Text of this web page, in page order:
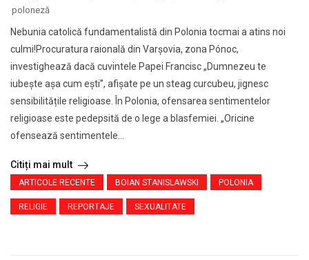
poloneză
Nebunia catolică fundamentalistă din Polonia tocmai a atins noi
culmi!Procuratura raională din Varşovia, zona Pónoc,
investighează dacă cuvintele Papei Francisc „Dumnezeu te
iubește așa cum ești”, afișate pe un steag curcubeu, jignesc
sensibilitățile religioase. În Polonia, ofensarea sentimentelor
religioase este pedepsită de o lege a blasfemiei. „Oricine
ofensează sentimentele...
Citiți mai mult
ARTICOLE RECENTE BOIAN STANISLAWSKI POLONIA
RELIGIE REPORTAJE SEXUALITATE